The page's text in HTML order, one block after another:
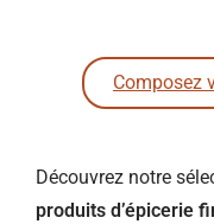
Composez
Découvrez notre
produits d’épicerie